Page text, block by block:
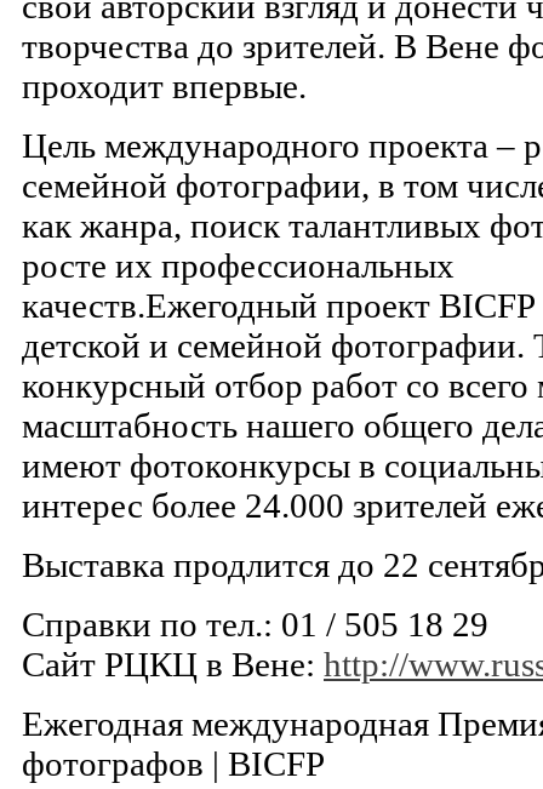
творчества до зрителей. В Вене
проходит впервые.
Цель международного проекта –
семейной фотографии, в том
как жанра, поиск талантливых
росте их профессиональных
качеств.Ежегодный проект
детской и семейной фотографии.
конкурсный отбор работ со
масштабность нашего общего
имеют фотоконкурсы в
интерес более 24.000 зрителей
Выставка продлится до 22
Справки по тел.: 01 / 505 18 29
Сайт РЦКЦ в Вене: http://
Ежегодная международная
фотографов | BICFP